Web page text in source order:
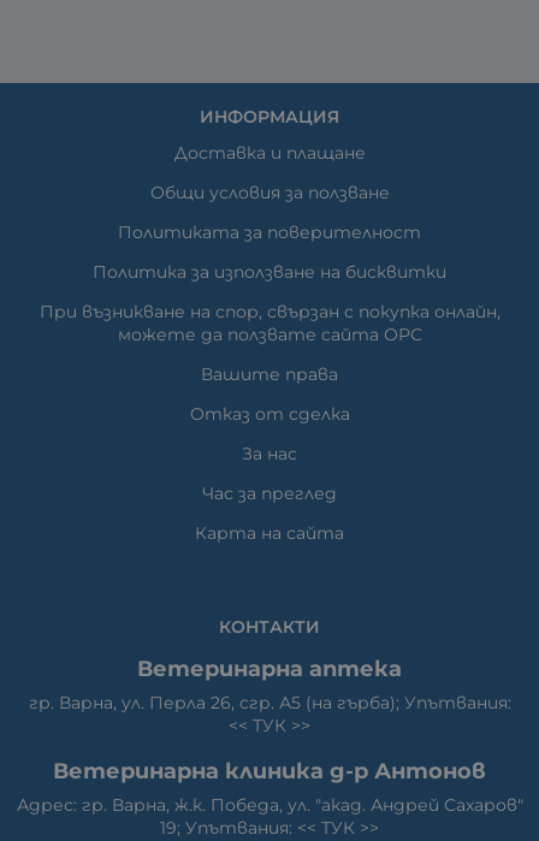
ИНФОРМАЦИЯ
Доставка и плащане
Общи условия за ползване
Политиката за поверителност
Политика за използване на бисквитки
При възникване на спор, свързан с покупка онлайн,
можете да ползвате сайта ОРС
Вашите права
Отказ от сделка
За нас
Час за преглед
Карта на сайта
КОНТАКТИ
Ветеринарна аптека
гр. Варна, ул. Перла 26, сгр. А5 (на гърба); Упътвания:
<< ТУК >>
Ветеринарна клиника д-р Антонов
Адрес: гр. Варна, ж.к. Победа, ул. "акад. Андрей Сахаров"
19; Упътвания: << ТУК >>